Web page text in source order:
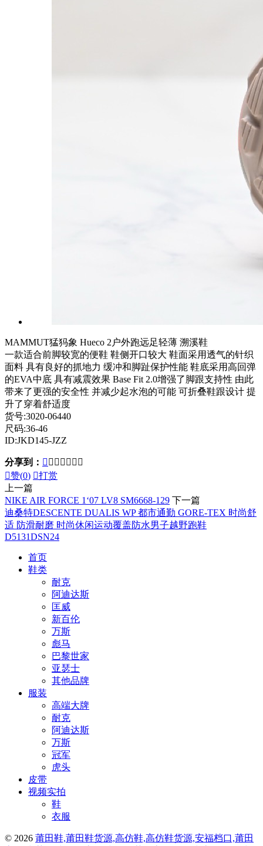
MAMMUT猛犸象 Hueco 2户外跑远足轻薄 溯溪鞋
一款适合前脚较宽的便鞋 鞋侧开口较大 鞋面采用透气的针织
面料 具有良好的抓地力 缓冲和脚趾保护性能 鞋底采用高回弹
的EVA中底 具有减震效果 Base Fit 2.0增强了脚跟支持性 由此
带来了更强的安全性 并减少起水泡的可能 可折叠鞋跟设计 提
升了穿着舒适度
货号:3020-06440
尺码:36-46
ID:JKD145-JZZ
分享到：       
赞(0) 打赏
上一篇
NIKE AIR FORCE 1‘07 LV8 SM6668-129 下一篇
迪桑特DESCENTE DUALIS WP 都市通勤 GORE-TEX 时尚舒
适 防滑耐磨 时尚休闲运动覆盖防水男子越野跑鞋
D5131DSN24
首页
鞋类
耐克
阿迪达斯
匡威
新百伦
万斯
彪马
巴黎世家
亚瑟士
其他品牌
服装
高端大牌
耐克
阿迪达斯
万斯
冠军
虎头
皮带
视频实拍
鞋
衣服
© 2026 莆田鞋,莆田鞋货源,高仿鞋,高仿鞋货源,安福档口,莆田